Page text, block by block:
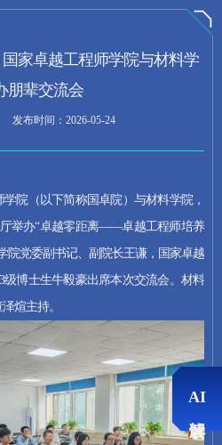
家卓越工程师学院与材料学
朋辈交流会
发布时间：2026-05-24
院（以下简称国卓院）与材料学院，
举办“卓越零距离——卓越工程师培养
院党委副书记、副院长王谦，国家卓越
级博士生牛毅豪出席本次交流会。材料
煊主持。
材料学院于5月21日在西北工
培养朋辈交流会”，面向材
院党委副书记、副院长王
技人才培养战略，全面介绍
科研创新与工程实践能力。
级博士生牛毅豪结合企业
业融合方法及科研—产业
**：现场围绕预报名流程、
展开热烈交流，有效解答学
程师培养模式的理解，助力
AI